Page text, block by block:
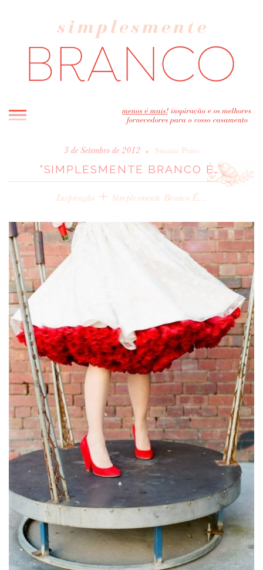
INICIO
BLOG
ENTREVISTAS
REAL WEDDINGS & EDITORIAIS
CASAVA-ME AQUI!
FORNECEDORES RECOMENDADOS
3 de Setembro de 2012 • Susana Pinto
“SIMPLESMENTE BRANCO É…”
Inspiração + Simplesmente Branco É...